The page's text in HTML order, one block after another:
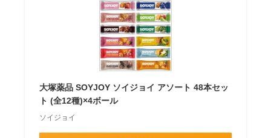
大塚薬品 SOYJOY ソイジョイ アソート 48本セッ
ト (全12種)×4ボール
ソイジョイ